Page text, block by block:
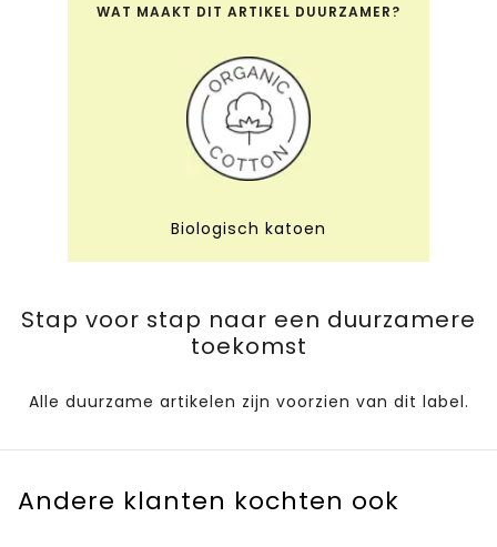
WAT MAAKT DIT ARTIKEL DUURZAMER?
Biologisch katoen
Stap voor stap naar een duurzamere
toekomst
Alle duurzame artikelen zijn voorzien van dit label.
Andere klanten kochten ook